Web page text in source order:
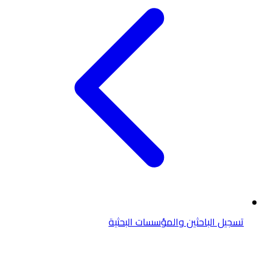
تسجيل الباحثين والمؤسسات البحثية